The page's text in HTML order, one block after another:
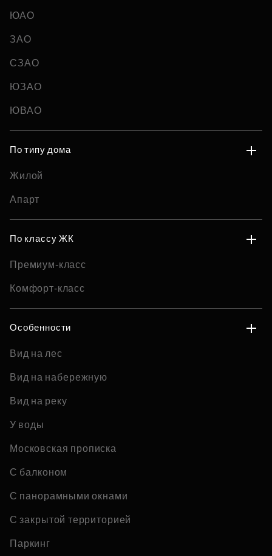
ЮАО
ЗАО
СЗАО
ЮЗАО
ЮВАО
По типу дома
Жилой
Апарт
По классу ЖК
Премиум-класс
Комфорт-класс
Особенности
Вид на лес
Вид на набережную
Вид на реку
У воды
Московская прописка
С балконом
С панорамными окнами
С закрытой территорией
Паркинг